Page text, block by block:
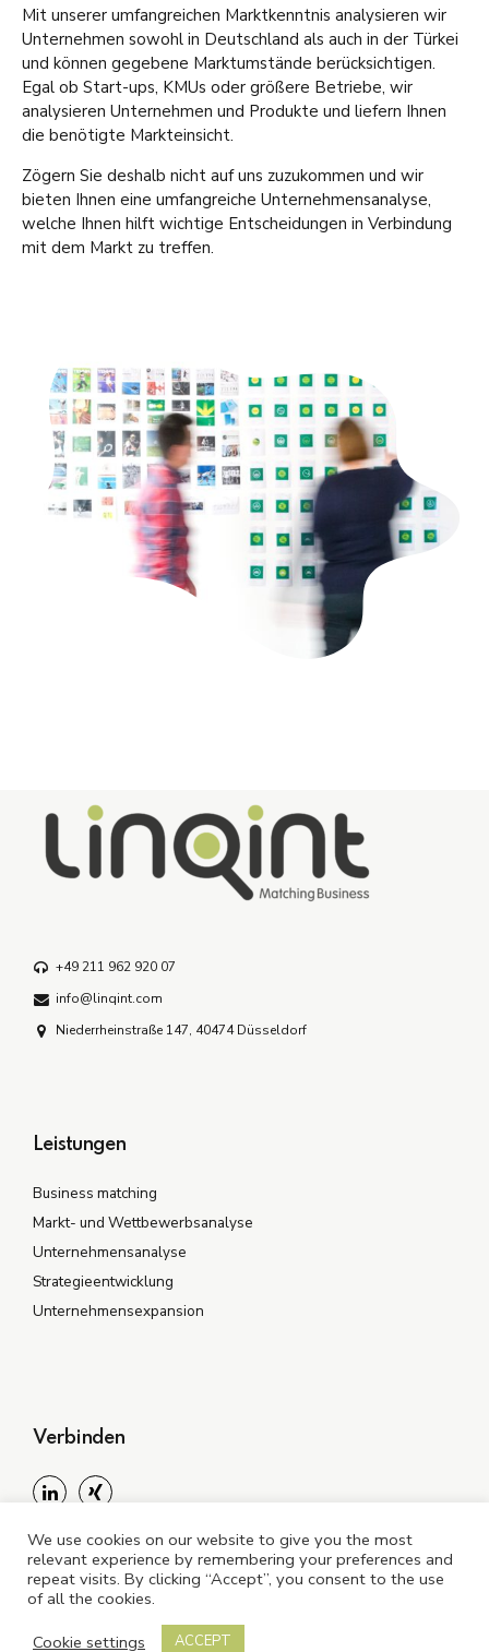
Mit unserer umfangreichen Marktkenntnis analysieren wir
Unternehmen sowohl in Deutschland als auch in der Türkei
und können gegebene Marktumstände berücksichtigen.
Egal ob Start-ups, KMUs oder größere Betriebe, wir
analysieren Unternehmen und Produkte und liefern Ihnen
die benötigte Markteinsicht.
Zögern Sie deshalb nicht auf uns zuzukommen und wir
bieten Ihnen eine umfangreiche Unternehmensanalyse,
welche Ihnen hilft wichtige Entscheidungen in Verbindung
mit dem Markt zu treffen.
+49 211 962 920 07
info@linqint.com
Niederrheinstraße 147, 40474 Düsseldorf
Leistungen
Business matching
Markt- und Wettbewerbsanalyse
Unternehmensanalyse
Strategieentwicklung
Unternehmensexpansion
Verbinden
We use cookies on our website to give you the most
relevant experience by remembering your preferences and
repeat visits. By clicking “Accept”, you consent to the use
of all the cookies.
Cookie settings
ACCEPT